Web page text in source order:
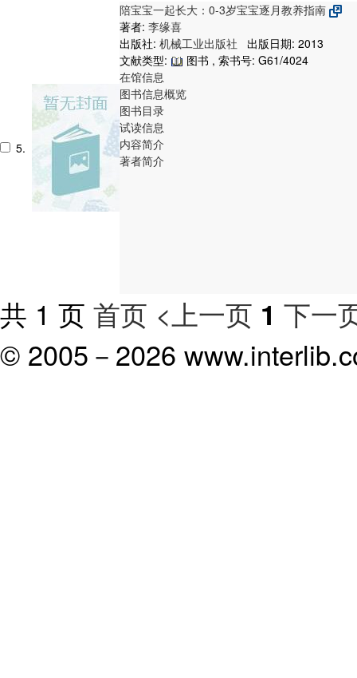
5.
陪宝宝一起长大：0-3岁宝宝逐月教养指南
著者: 李缘喜
出版社: 机械工业出版社
出版日期: 2013
文献类型:
图书 , 索书号: G61/4024
在馆信息
图书信息概览
图书目录
试读信息
内容简介
著者简介
共 1 页 首页 <上一页 1 下一
© 2005－ 2026